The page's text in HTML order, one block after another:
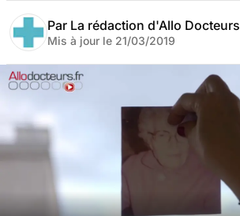
Par La rédaction d'Allo Docteurs
Mis à jour le 21/03/2019